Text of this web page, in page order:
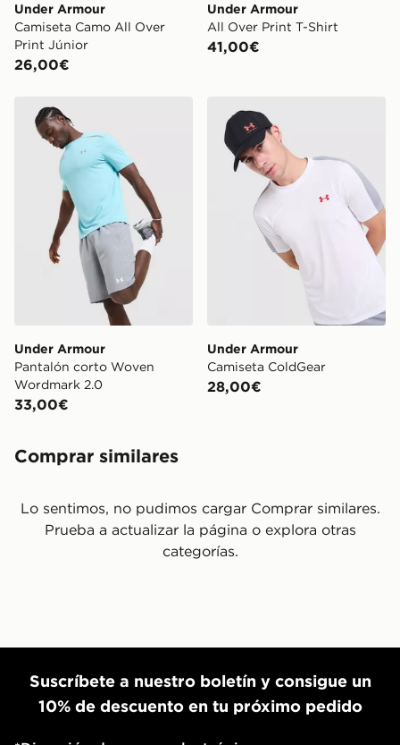
Under Armour
Camiseta Camo All Over
Print Júnior
26,00€
Under Armour
All Over Print T-Shirt
41,00€
Under Armour Pantalón corto Woven Wordmark 2.0
Under Armour
Pantalón corto Woven
Wordmark 2.0
33,00€
Under Armour Camiseta
Under Armour
Camiseta ColdGear
28,00€
Comprar similares
Lo sentimos, no pudimos cargar Comprar similares.
Prueba a actualizar la página o explora otras
categorías.
Suscríbete a nuestro boletín y consigue un
10% de descuento en tu próximo pedido